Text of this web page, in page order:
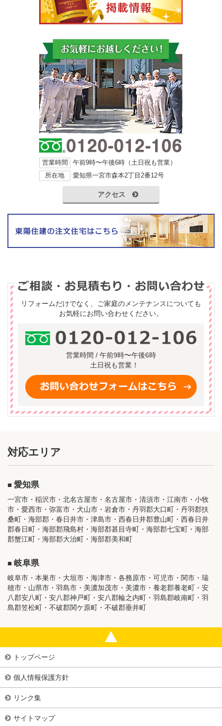
営業時間
午前9時〜午後6時（土日祝も営業）
所在地
愛知県一宮市森本2丁目2番12号
アクセス
リフォームだけでなく、ご家庭のメンテナンスについても
お気軽にお問い合わせください。
営業時間 / 午前9時〜午後6時
土日祝も営業！
対応エリア
愛知県
一宮市・稲沢市・北名古屋市・名古屋市・清須市・江南市・小牧
市・愛西市・弥富市・犬山市・岩倉市・丹羽郡大口町・丹羽郡扶
桑町・海部郡・春日井市・津島市・西春日井郡豊山町・西春日井
郡春日町・海部郡飛島村・海部郡甚目寺町・海部郡七宝町・海部
郡蟹江町・海部郡大治町・海部郡美和町
岐阜県
岐阜市・本巣市・大垣市・海津市・各務原市・可児市・関市・瑞
穂市・山県市・羽島市・美濃加茂市・美濃市・養老郡養老町・安
八郡安八町・安八郡神戸町・安八郡輪之内町・羽島郡岐南町・羽
島郡笠松町・不破郡関ケ原町・不破郡垂井町
トップページ
個人情報保護方針
リンク集
サイトマップ